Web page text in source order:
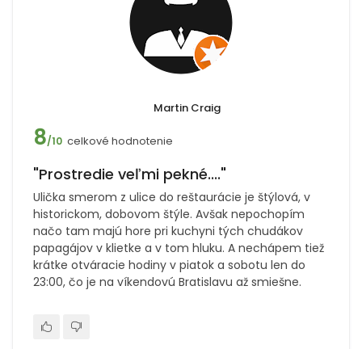
Martin Craig
8/10 celkové hodnotenie
"Prostredie veľmi pekné...."
Ulička smerom z ulice do reštaurácie je štýlová, v
historickom, dobovom štýle. Avšak nepochopím
načo tam majú hore pri kuchyni tých chudákov
papagájov v klietke a v tom hluku. A nechápem tiež
krátke otváracie hodiny v piatok a sobotu len do
23:00, čo je na víkendovú Bratislavu až smiešne.